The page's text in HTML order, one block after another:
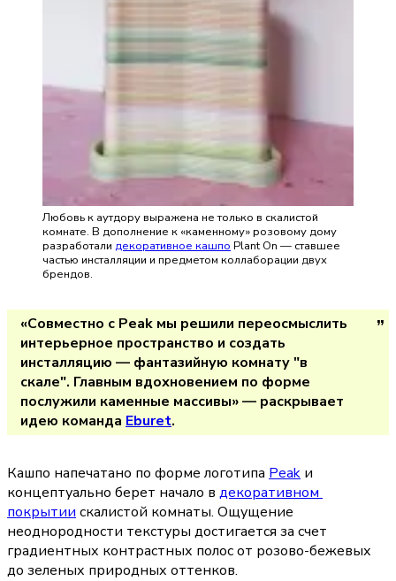
Любовь к аутдору выражена не только в скалистой
комнате. В дополнение к «каменному» розовому дому
разработали декоративное кашпо Plant On — ставшее
частью инсталляции и предметом коллаборации двух
брендов.
«Совместно с Peak мы решили переосмыслить
интерьерное пространство и создать
инсталляцию — фантазийную комнату "в
скале". Главным вдохновением по форме
послужили каменные массивы» — раскрывает
идею команда Eburet.
Кашпо напечатано по форме логотипа Peak и
концептуально берет начало в декоративном
покрытии скалистой комнаты. Ощущение
неоднородности текстуры достигается за счет
градиентных контрастных полос от розово-бежевых
до зеленых природных оттенков.